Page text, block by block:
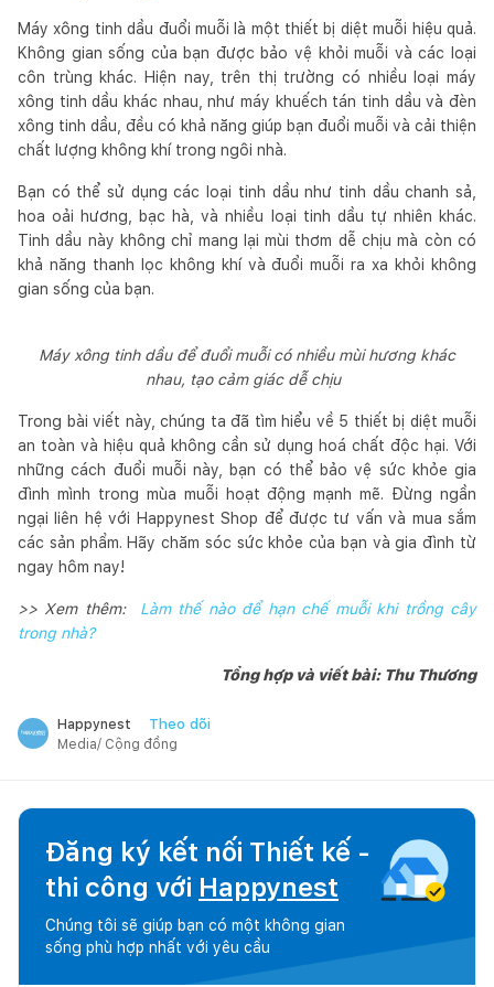
Máy xông tinh dầu đuổi muỗi là một thiết bị diệt muỗi hiệu quả.
Không gian sống của bạn được bảo vệ khỏi muỗi và các loại
côn trùng khác. Hiện nay, trên thị trường có nhiều loại máy
xông tinh dầu khác nhau, như máy khuếch tán tinh dầu và đèn
xông tinh dầu, đều có khả năng giúp bạn đuổi muỗi và cải thiện
chất lượng không khí trong ngôi nhà.
Bạn có thể sử dụng các loại tinh dầu như tinh dầu chanh sả,
hoa oải hương, bạc hà, và nhiều loại tinh dầu tự nhiên khác.
Tinh dầu này không chỉ mang lại mùi thơm dễ chịu mà còn có
khả năng thanh lọc không khí và đuổi muỗi ra xa khỏi không
gian sống của bạn.
Máy xông tinh dầu để đuổi muỗi có nhiều mùi hương khác
nhau, tạo cảm giác dễ chịu
Trong bài viết này, chúng ta đã tìm hiểu về 5 thiết bị diệt muỗi
an toàn và hiệu quả không cần sử dụng hoá chất độc hại. Với
những cách đuổi muỗi này, bạn có thể bảo vệ sức khỏe gia
đình mình trong mùa muỗi hoạt động mạnh mẽ. Đừng ngần
ngại liên hệ với Happynest Shop để được tư vấn và mua sắm
các sản phẩm. Hãy chăm sóc sức khỏe của bạn và gia đình từ
ngay hôm nay!
>> Xem thêm: Làm thế nào để hạn chế muỗi khi trồng cây
trong nhà?
Tổng hợp và viết bài: Thu Thương
Happynest Theo dõi
Media/ Cộng đồng
Đăng ký kết nối Thiết kế -
thi công với Happynest
Chúng tôi sẽ giúp bạn có một không gian
sống phù hợp nhất với yêu cầu